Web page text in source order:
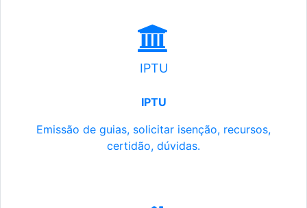
IPTU
IPTU
Emissão de guias, solicitar isenção, recursos,
certidão, dúvidas.